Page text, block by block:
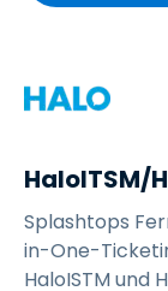
HaloITSM/
Splashtops
in-One-
HaloISTM und